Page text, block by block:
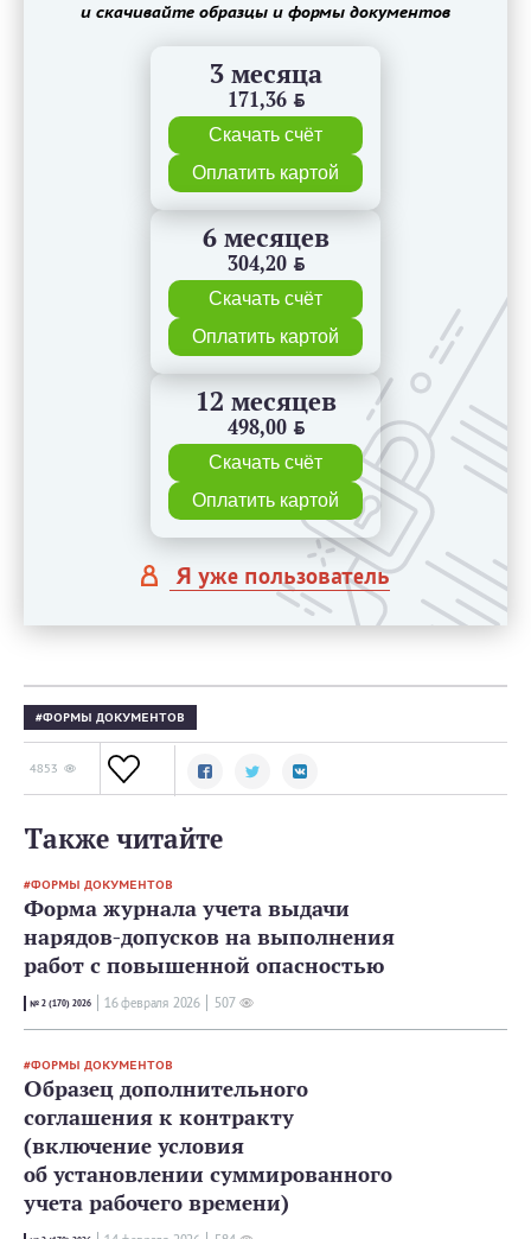
и скачивайте образцы и формы документов
3 месяца
171,36 BYN
Скачать счёт
Оплатить картой
6 месяцев
304,20 BYN
Скачать счёт
Оплатить картой
12 месяцев
498,00 BYN
Скачать счёт
Оплатить картой
Я уже пользователь
ФОРМЫ ДОКУМЕНТОВ
4853
Также читайте
ФОРМЫ ДОКУМЕНТОВ
Форма журнала учета выдачи
нарядов-допусков на выполнения
работ с повышенной опасностью
№ 2 (170) 2026 16 февраля 2026 507
ФОРМЫ ДОКУМЕНТОВ
Образец дополнительного
соглашения к контракту
(включение условия
об установлении суммированного
учета рабочего времени)